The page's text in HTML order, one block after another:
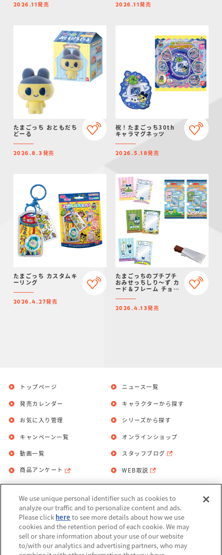
2026.11発売 2026.11発売
たまごっち おともだち
どーる
2026.8.3 発売
祝！たまごっち30th
キャラマグネッツ
2026.5.18発売
たまごっち カスタムキ
ーリング
2026.4.27発売
たまごっちのプチプチ
おみせっちしり～ず カ
ード＆フレーム チョコ
2026.4.13発売
トップページ
発売カレンダー
お気に入り管理
ニュース一覧
キャラクターから探す
シリーズから探す
キャンペーン一覧
動画一覧
商品アンケート
オンラインショップ
スタッフブログ
WEB取説
お問い合わせ 個人情報保護方針
利用規約
Do Not Sell or Share My Personal
Information
We use unique personal identifier such as cookies to
analyze our traffic and to personalize content and ads.
Please click here to see more details about how we use
cookies and the retention period of each cookie. We may
sell or share information about your use of our website
to/with our analytics and advertising partners, who may